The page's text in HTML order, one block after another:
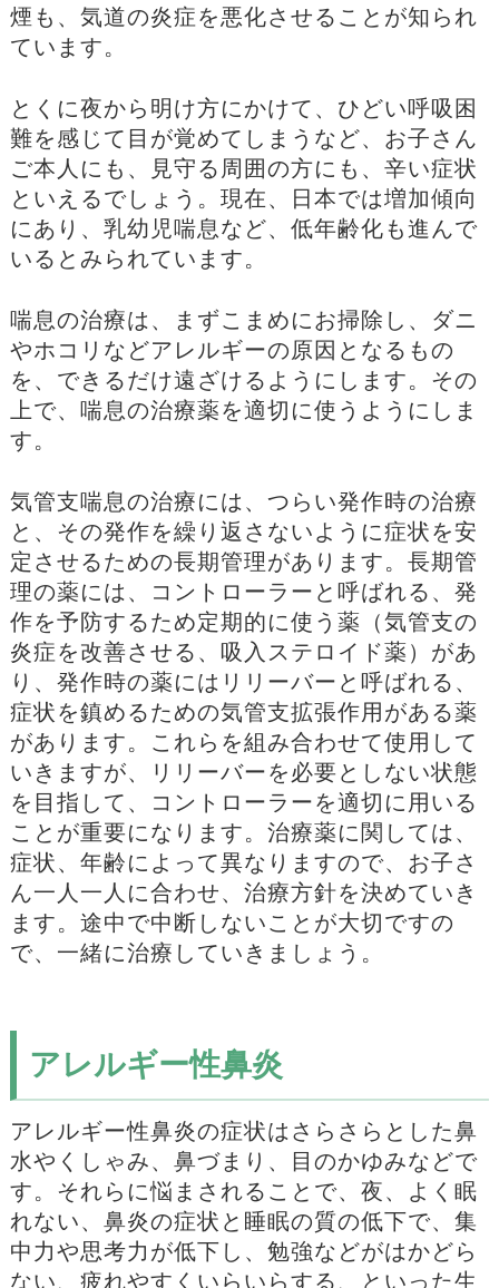
煙も、気道の炎症を悪化させることが知られ
ています。
とくに夜から明け方にかけて、ひどい呼吸困
難を感じて目が覚めてしまうなど、お子さん
ご本人にも、見守る周囲の方にも、辛い症状
といえるでしょう。現在、日本では増加傾向
にあり、乳幼児喘息など、低年齢化も進んで
いるとみられています。
喘息の治療は、まずこまめにお掃除し、ダニ
やホコリなどアレルギーの原因となるもの
を、できるだけ遠ざけるようにします。その
上で、喘息の治療薬を適切に使うようにしま
す。
気管支喘息の治療には、つらい発作時の治療
と、その発作を繰り返さないように症状を安
定させるための長期管理があります。長期管
理の薬には、コントローラーと呼ばれる、発
作を予防するため定期的に使う薬（気管支の
炎症を改善させる、吸入ステロイド薬）があ
り、発作時の薬にはリリーバーと呼ばれる、
症状を鎮めるための気管支拡張作用がある薬
があります。これらを組み合わせて使用して
いきますが、リリーバーを必要としない状態
を目指して、コントローラーを適切に用いる
ことが重要になります。治療薬に関しては、
症状、年齢によって異なりますので、お子さ
ん一人一人に合わせ、治療方針を決めていき
ます。途中で中断しないことが大切ですの
で、一緒に治療していきましょう。
アレルギー性鼻炎
アレルギー性鼻炎の症状はさらさらとした鼻
水やくしゃみ、鼻づまり、目のかゆみなどで
す。それらに悩まされることで、夜、よく眠
れない、鼻炎の症状と睡眠の質の低下で、集
中力や思考力が低下し、勉強などがはかどら
ない、疲れやすくいらいらする、といった生